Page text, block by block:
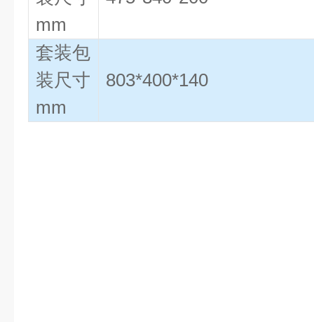
mm
套装包
装尺寸
mm
803*400*140